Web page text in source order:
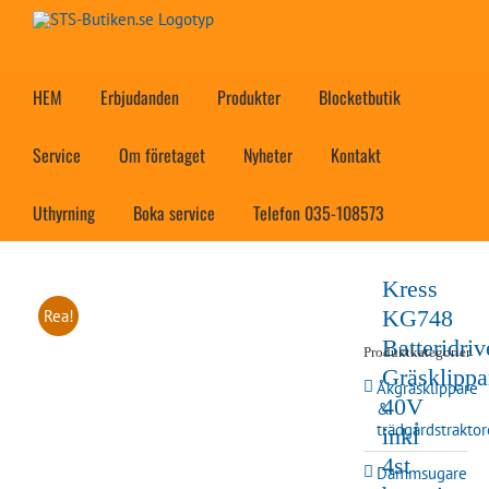
Fortsätt
HEM Erbjudanden Produkter Blocketbutik
Service Om företaget Nyheter Kontakt
Uthyrning Boka service Telefon 035-108573
Rea!
Kress
KG748
40V
inkl
4st
Produktkategorier
Åkgräsklippare
&
Dammsugare